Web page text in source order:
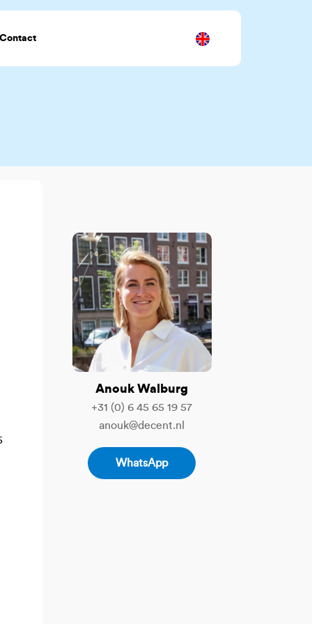
Contact
Anouk Walburg
+31 (0) 6 45 65 19 57
anouk@decent.nl
WhatsApp